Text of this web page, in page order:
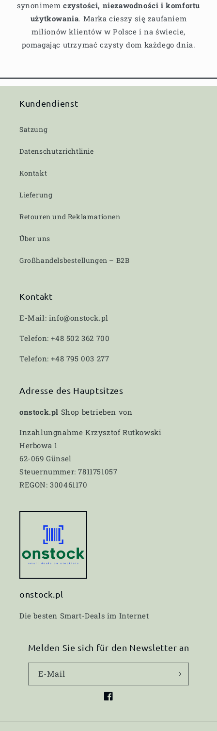
synonimem czystości, niezawodności i komfortu
użytkowania. Marka cieszy się zaufaniem
milionów klientów w Polsce i na świecie,
pomagając utrzymać czysty dom każdego dnia.
Kundendienst
Satzung
Datenschutzrichtlinie
Kontakt
Lieferung
Retouren und Reklamationen
Über uns
Großhandelsbestellungen – B2B
Kontakt
E-Mail: info@onstock.pl
Telefon: +48 502 362 700
Telefon: +48 795 003 277
Adresse des Hauptsitzes
onstock.pl Shop betrieben von
Inzahlungnahme Krzysztof Rutkowski
Herbowa 1
62-069 Günsel
Steuernummer: 7811751057
REGON: 300461170
onstock.pl
Die besten Smart-Deals im Internet
Melden Sie sich für den Newsletter an
E-Mail
Facebook